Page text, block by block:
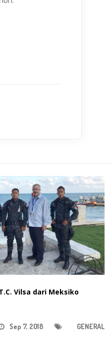
Vilsa dari Meksiko
Sep 7, 2018 GENERAL